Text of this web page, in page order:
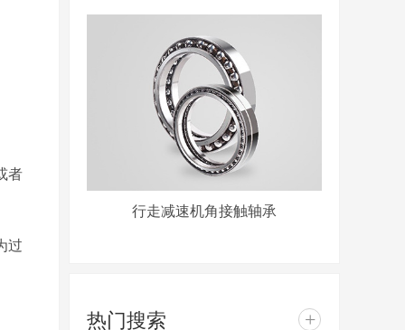
者
过
行走减速机角接触轴承
热门搜索 +